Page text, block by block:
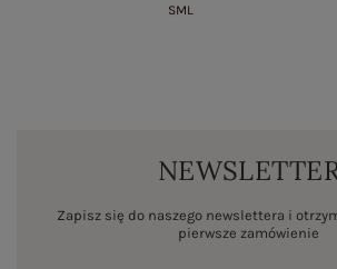
SML
Zapisz się do naszego newslettera i
pierwsze zamówienie